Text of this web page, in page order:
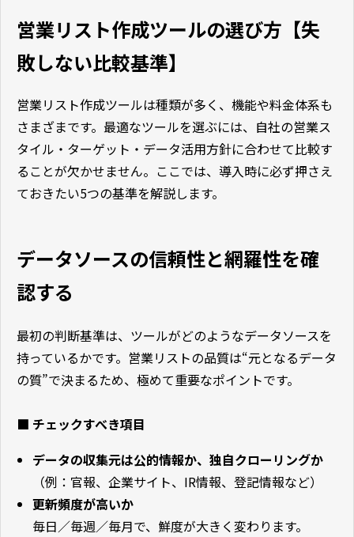
境をどう構築すべきか、その実践ス
テップを解説します。
営業リスト作成ツールの選び方【失
敗しない比較基準】
営業リスト作成ツールは種類が多く、機能や料金体系も
さまざまです。最適なツールを選ぶには、自社の営業ス
タイル・ターゲット・データ活用方針に合わせて比較す
ることが欠かせません。ここでは、導入時に必ず押さえ
ておきたい5つの基準を解説します。
データソースの信頼性と網羅性を確
認する
最初の判断基準は、ツールがどのようなデータソースを
持っているかです。営業リストの品質は“元となるデータ
の質”で決まるため、極めて重要なポイントです。
■ チェックすべき項目
データの収集元は公的情報か、独自クローリングか
（例：官報、企業サイト、IR情報、登記情報など）
更新頻度が高いか
毎日／毎週／毎月で、鮮度が大きく変わります。